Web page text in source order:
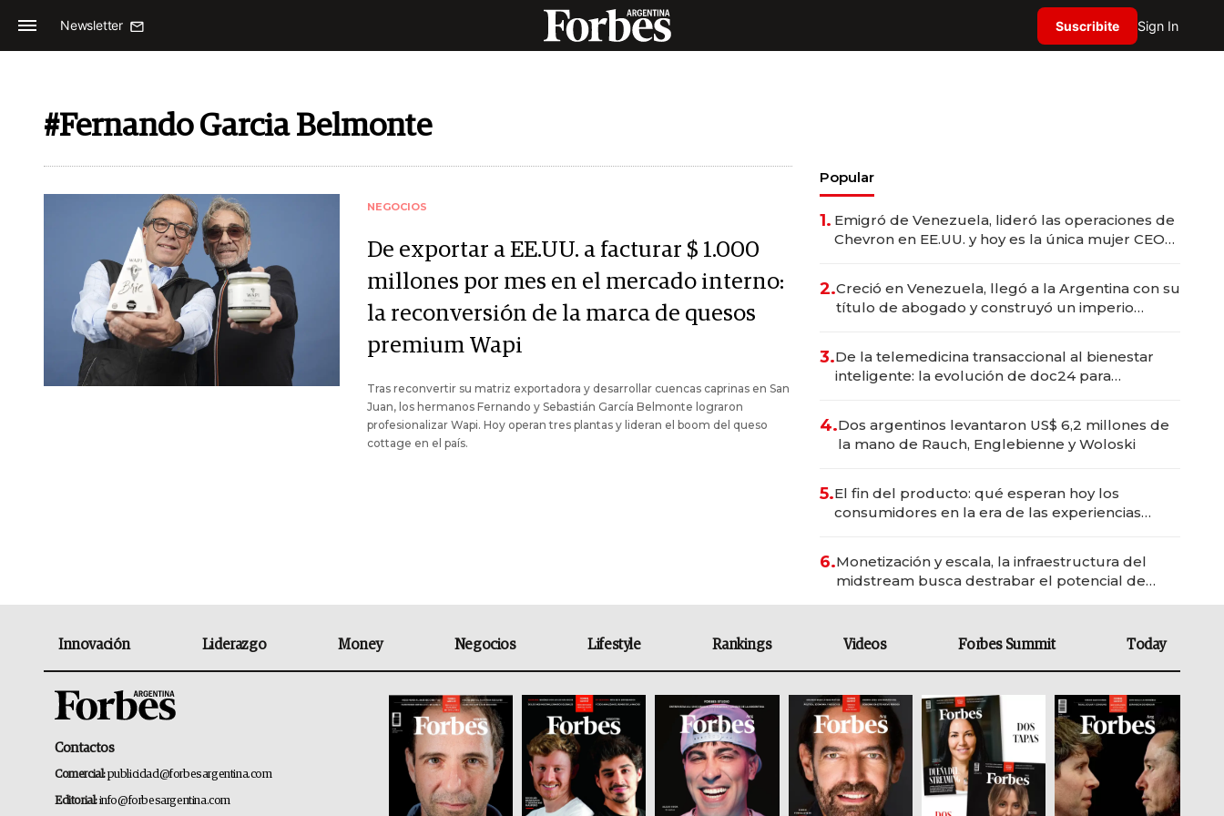
Newsletter Suscribite Sign In
#Fernando Garcia Belmonte
NEGOCIOS
De exportar a EE.UU. a facturar $ 1.000
millones por mes en el mercado interno:
la reconversión de la marca de quesos
premium Wapi
Tras reconvertir su matriz exportadora y desarrollar cuencas caprinas en San
Juan, los hermanos Fernando y Sebastián García Belmonte lograron
profesionalizar Wapi. Hoy operan tres plantas y lideran el boom del queso
cottage en el país.
Popular
1. Emigró de Venezuela, lideró las operaciones de
Chevron en EE.UU. y hoy es la única mujer CEO
2.Creció en Venezuela, llegó a la Argentina con su
título de abogado y construyó un imperio
3.De la telemedicina transaccional al bienestar
inteligente: la evolución de doc24 para
4.Dos argentinos levantaron US$ 6,2 millones de
la mano de Rauch, Englebienne y Woloski
5.El fin del producto: qué esperan hoy los
consumidores en la era de las experiencias
6.Monetización y escala, la infraestructura del
midstream busca destrabar el potencial de
Innovación Liderazgo Money Negocios Lifestyle Rankings Videos Forbes Summit Today
Contactos
Comercial:publicidad@forbesargentina.com
Editorial:info@forbesargentina.com